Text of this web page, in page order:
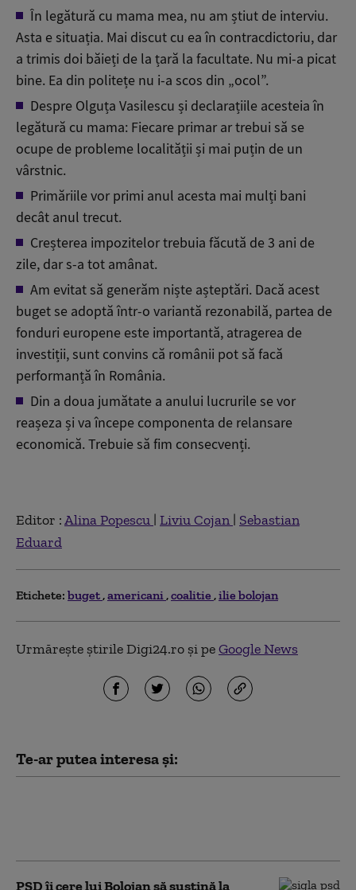
În legătură cu mama mea, nu am știut de interviu.
Asta e situația. Mai discut cu ea în contracdictoriu, dar
a trimis doi băieți de la țară la facultate. Nu mi-a picat
bine. Ea din politețe nu i-a scos din „ocol”.
Despre Olguța Vasilescu și declarațiile acesteia în
legătură cu mama: Fiecare primar ar trebui să se
ocupe de probleme localității și mai puțin de un
vârstnic.
Primăriile vor primi anul acesta mai mulți bani
decât anul trecut.
Creșterea impozitelor trebuia făcută de 3 ani de
zile, dar s-a tot amânat.
Am evitat să generăm niște așteptări. Dacă acest
buget se adoptă într-o variantă rezonabilă, partea de
fonduri europene este importantă, atragerea de
investiții, sunt convins că românii pot să facă
performanță în România.
Din a doua jumătate a anului lucrurile se vor
reașeza și va începe componenta de relansare
economică. Trebuie să fim consecvenți.
Editor :Alina Popescu | Liviu Cojan | Sebastian
Eduard
Etichete: buget americani coalitie ilie bolojan
Urmărește știrile Digi24.ro și peGoogle News
Te-ar putea interesa și:
PSD îi cere lui Bolojan să susțină la